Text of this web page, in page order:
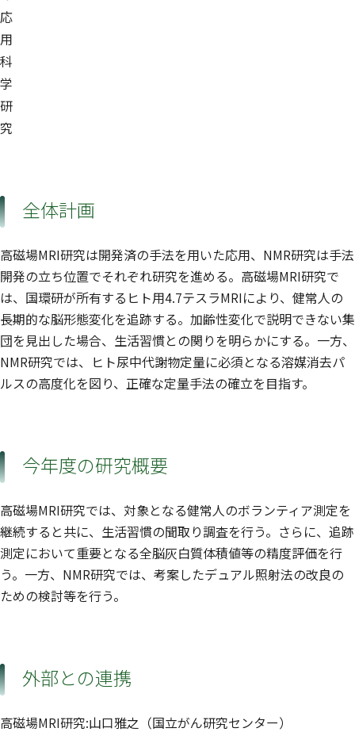
応
用
科
学
研
究
全体計画
高磁場MRI研究は開発済の手法を用いた応用、NMR研究は手法
開発の立ち位置でそれぞれ研究を進める。高磁場MRI研究で
は、国環研が所有するヒト用4.7テスラMRIにより、健常人の
長期的な脳形態変化を追跡する。加齢性変化で説明できない集
団を見出した場合、生活習慣との関りを明らかにする。一方、
NMR研究では、ヒト尿中代謝物定量に必須となる溶媒消去パ
ルスの高度化を図り、正確な定量手法の確立を目指す。
今年度の研究概要
高磁場MRI研究では、対象となる健常人のボランティア測定を
継続すると共に、生活習慣の聞取り調査を行う。さらに、追跡
測定において重要となる全脳灰白質体積値等の精度評価を行
う。一方、NMR研究では、考案したデュアル照射法の改良の
ための検討等を行う。
外部との連携
高磁場MRI研究:山口雅之（国立がん研究センター）